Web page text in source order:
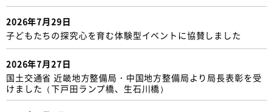
2026年7月29日
子どもたちの探究心を育む体験型イベントに協賛しました
2026年7月27日
国土交通省 近畿地方整備局・中国地方整備局より局長表彰を受
けました（下戸田ランプ橋、生石川橋）